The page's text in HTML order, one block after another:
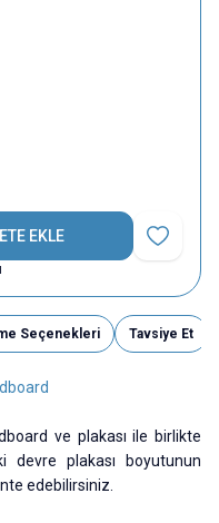
EKLE
Favoriye
Seçenekleri Tavsiye Et
ve plakası ile birlikte
devre plakası boyutunun
edebilirsiniz.